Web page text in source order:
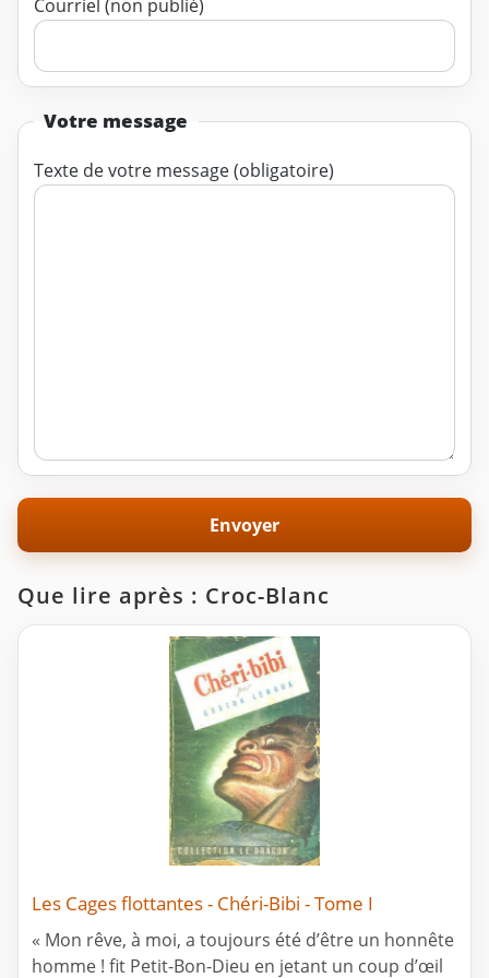
Courriel (non publié)
Votre message
Texte de votre message (obligatoire)
Que lire après : Croc-Blanc
Les Cages flottantes - Chéri-Bibi - Tome I
« Mon rêve, à moi, a toujours été d’être un honnête
homme ! fit Petit-Bon-Dieu en jetant un coup d’œil